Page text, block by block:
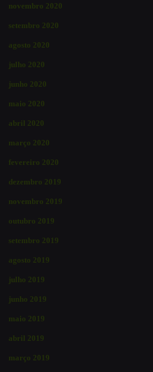
novembro 2020
setembro 2020
agosto 2020
julho 2020
junho 2020
maio 2020
abril 2020
março 2020
fevereiro 2020
dezembro 2019
novembro 2019
outubro 2019
setembro 2019
agosto 2019
julho 2019
junho 2019
maio 2019
abril 2019
março 2019